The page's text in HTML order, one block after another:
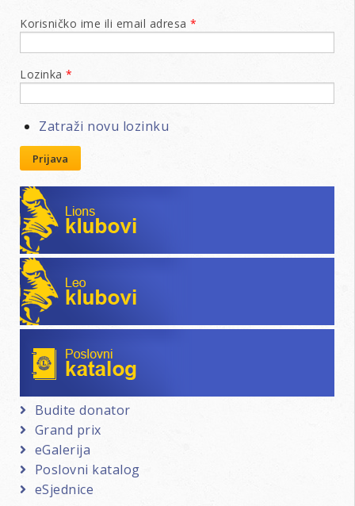
Korisničko ime ili email adresa *
Lozinka *
Zatraži novu lozinku
Prijava
Lions klubovi
Leo klubovi
Budite donator
Grand prix
eGalerija
Poslovni katalog
eSjednice